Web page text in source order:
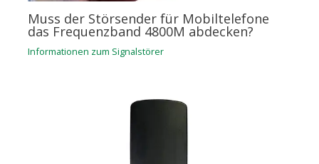
Muss der Störsender für Mobiltelefone
das Frequenzband 4800M abdecken?
Informationen zum Signalstörer